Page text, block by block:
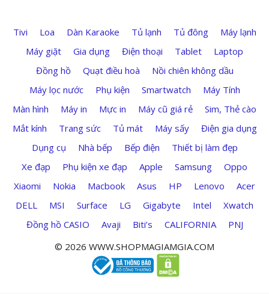
Tivi Loa Dàn Karaoke Tủ lạnh Tủ đông
Máy lạnh
Máy giặt
Gia dụng Điện thoại Tablet
Laptop
Đồng hồ
Quạt điều hoà
Nồi chiên không dầu
Máy lọc nước
Phụ kiện Smartwatch
Máy Tính
Màn hình
Máy in Mực in Máy cũ giá rẻ
Sim, Thẻ cào
Mắt kính
Trang sức Tủ mát Máy sấy
Điện gia dụng
Dụng cụ
Nhà bếp Bếp điện
Thiết bị làm đẹp
Xe đạp
Phụ kiện xe đạp Apple Samsung
Oppo
Xiaomi
Nokia Macbook Asus HP Lenovo
Acer
DELL
MSI Surface LG Gigabyte Intel
Xwatch
Đồng hồ CASIO
Avaji Biti’s CALIFORNIA
PNJ
© 2026 WWW.SHOPMAGIAMGIA.COM